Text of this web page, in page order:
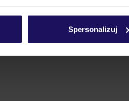
Spersonalizuj